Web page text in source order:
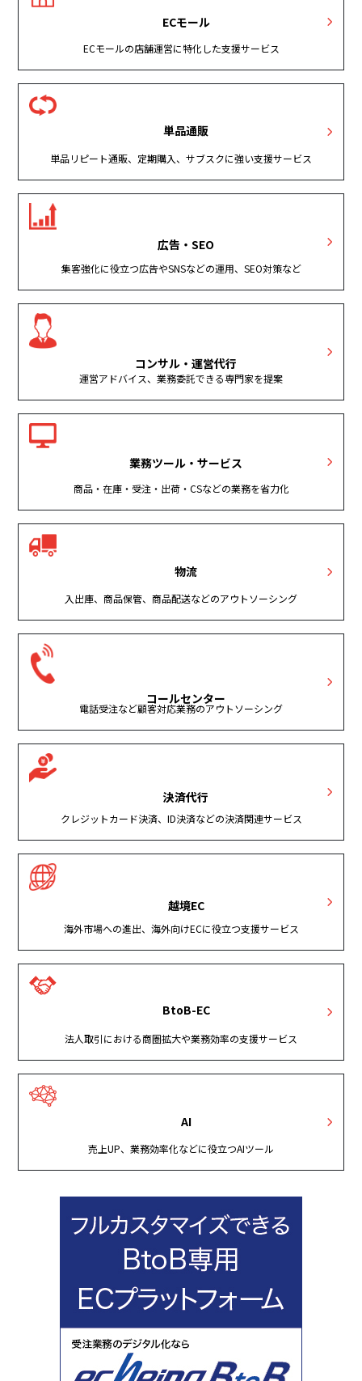
ECモール
ECモールの店舗運営に特化した支援サービス
単品通販
単品リピート通販、定期購入、サブスクに強い支援サービス
広告・SEO
集客強化に役立つ広告やSNSなどの運用、SEO対策など
コンサル・運営代行
運営アドバイス、業務委託できる専門家を提案
業務ツール・サービス
商品・在庫・受注・出荷・CSなどの業務を省力化
物流
入出庫、商品保管、商品配送などのアウトソーシング
コールセンター
電話受注など顧客対応業務のアウトソーシング
決済代行
クレジットカード決済、ID決済などの決済関連サービス
越境EC
海外市場への進出、海外向けECに役立つ支援サービス
BtoB-EC
法人取引における商圏拡大や業務効率の支援サービス
AI
売上UP、業務効率化などに役立つAIツール